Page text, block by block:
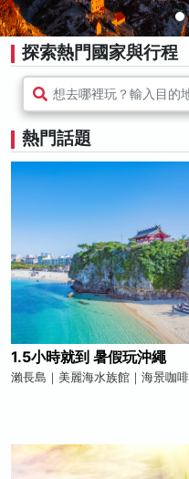
探索熱門國家與行程
想去哪裡玩？輸入目的
熱門話題
1.5小時就到 暑假玩沖繩
瀨長島｜美麗海水族館｜海景咖啡